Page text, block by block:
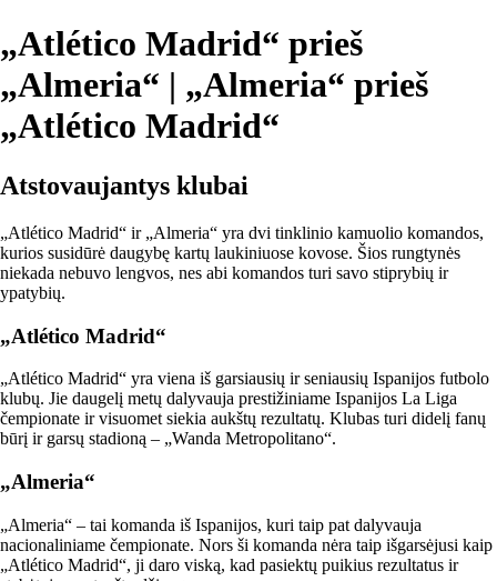
„Atlético Madrid“ prieš
„Almeria“ | „Almeria“ prieš
„Atlético Madrid“
Atstovaujantys klubai
„Atlético Madrid“ ir „Almeria“ yra dvi tinklinio kamuolio komandos,
kurios susidūrė daugybę kartų laukiniuose kovose. Šios rungtynės
niekada nebuvo lengvos, nes abi komandos turi savo stiprybių ir
ypatybių.
„Atlético Madrid“
„Atlético Madrid“ yra viena iš garsiausių ir seniausių Ispanijos futbolo
klubų. Jie daugelį metų dalyvauja prestižiniame Ispanijos La Liga
čempionate ir visuomet siekia aukštų rezultatų. Klubas turi didelį fanų
būrį ir garsų stadioną – „Wanda Metropolitano“.
„Almeria“
„Almeria“ – tai komanda iš Ispanijos, kuri taip pat dalyvauja
nacionaliniame čempionate. Nors ši komanda nėra taip išgarsėjusi kaip
„Atlético Madrid“, ji daro viską, kad pasiektų puikius rezultatus ir